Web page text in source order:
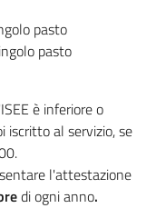
pasto
pasto
è inferiore o
iscritto al servizio, se
l'attestazione
di ogni anno.